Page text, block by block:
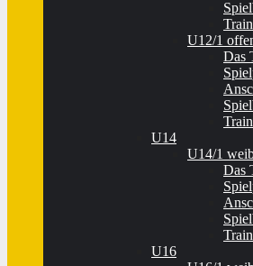
U12/1
Das
U14
U14/1
Das
U16